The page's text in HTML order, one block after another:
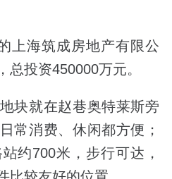
上海筑成房地产有限公
总投资450000万元。
块就在赵巷奥特莱斯旁
常消费、休闲都方便；
约700米，步行可达，
比较友好的位置。